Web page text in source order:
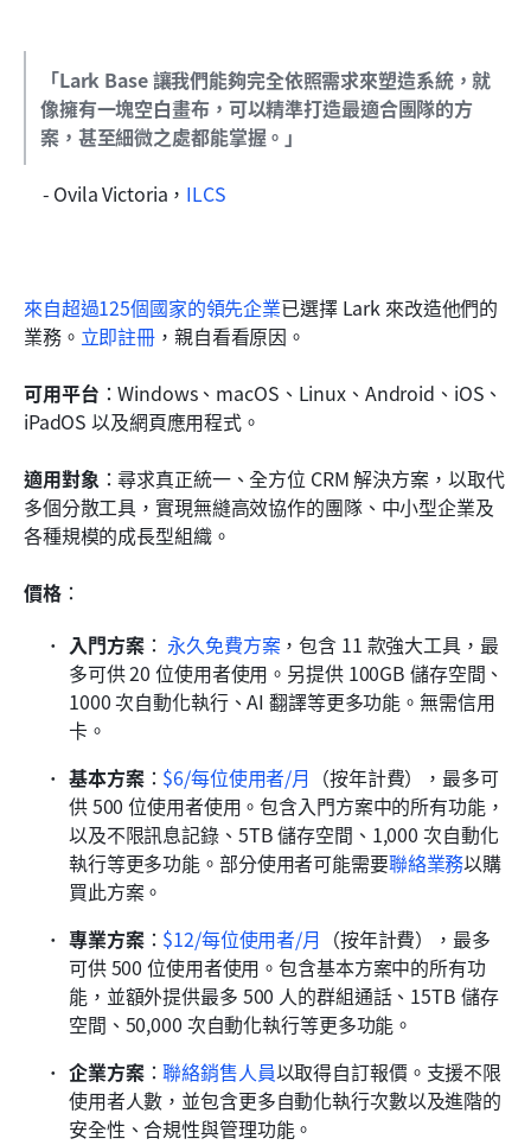
「Lark Base 讓我們能夠完全依照需求來塑造系統，就
像擁有一塊空白畫布，可以精準打造最適合團隊的方
案，甚至細微之處都能掌握。」
    - Ovila Victoria，
ILCS
來自超過125個國家的領先企業已選擇 Lark 來改造他們的
業務。 立即註冊 ，親自看看原因。
可用平台 ：Windows、macOS、Linux、Android、iOS、
iPadOS 以及網頁應用程式。
適用對象：尋求真正統一、全方位 CRM 解決方案，以取代
多個分散工具，實現無縫高效協作的團隊、中小型企業及
各種規模的成長型組織。
價格：
入門方案： 永久免費方案，包含 11 款強大工具，最
多可供 20 位使用者使用。另提供 100GB 儲存空間、
1000 次自動化執行、AI 翻譯等更多功能。無需信用
卡。
基本方案： $6/每位使用者/月 （按年計費），最多可
供 500 位使用者使用。包含入門方案中的所有功能，
以及不限訊息記錄、5TB 儲存空間、1,000 次自動化
執行等更多功能。部分使用者可能需要聯絡業務以購
買此方案。
專業方案： $12/每位使用者/月 （按年計費），最多
可供 500 位使用者使用。包含基本方案中的所有功
能，並額外提供最多 500 人的群組通話、15TB 儲存
空間、50,000 次自動化執行等更多功能。
企業方案：聯絡銷售人員以取得自訂報價。支援不限
使用者人數，並包含更多自動化執行次數以及進階的
安全性、合規性與管理功能。